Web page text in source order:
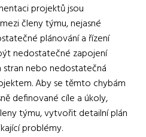
projektů jsou
členy týmu, nejasné
plánování a řízení
nedostatečné zapojení
nebo nedostatečná
Aby se těmto chybám
definované cíle a úkoly,
týmu, vytvořit detailní plán
problémy.